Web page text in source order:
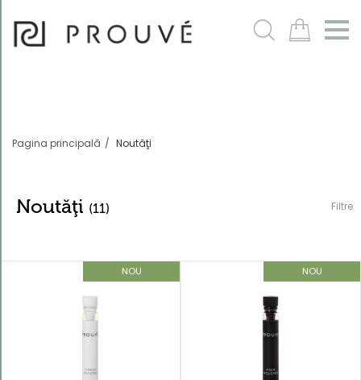
m
Pagina principală Noutăţi
Noutăţi (11) Filtre
NOU NOU
Filtre